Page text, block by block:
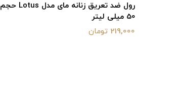
رول ضد تعریق زنانه مای مدل Lotus حجم
50 میلی‌ لیتر
219,000 تومان